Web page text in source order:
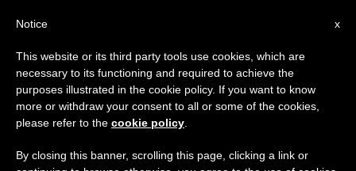
Cardenal Antonio Cañizares
Llovera
×
Aviso importante
Del 27 de julio al 7 de agosto haremos la pausa
anual, aprovechando que en el periodo de verano
se generan menos informaciones y también el
x
Notice
This website or its third party tools use cookies, which are
necessary to its functioning and required to achieve the
purposes illustrated in the cookie policy. If you want to know
more or withdraw your consent to all or some of the cookies,
please refer to the cookie policy
By closing this banner, scrolling this page, clicking a link or